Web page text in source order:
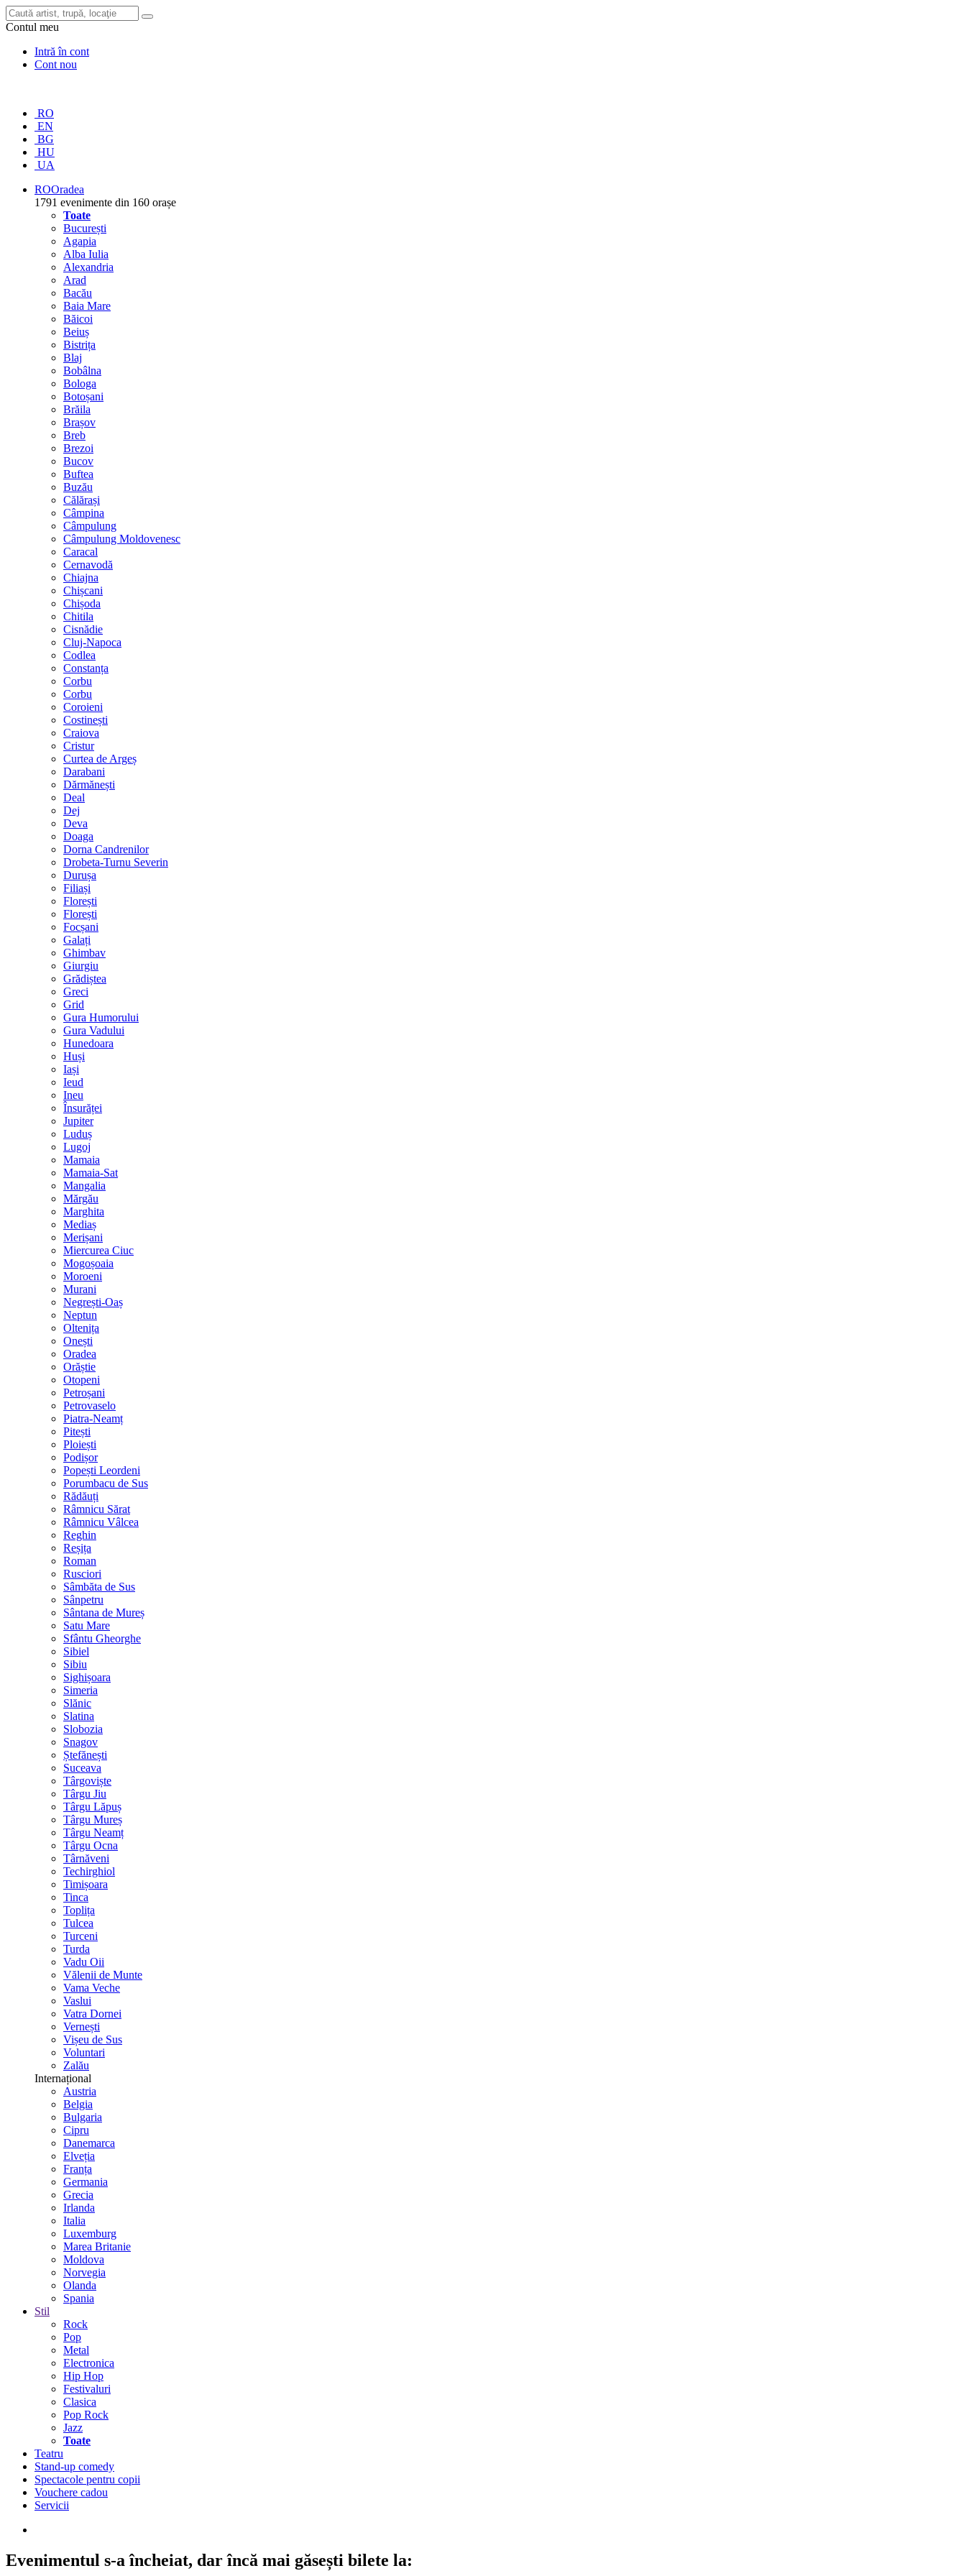
Contul meu
Intră în cont
Cont nou
RO
EN
BG
HU
UA
ROOradea
1791 evenimente din 160 orașe
Toate
București
Agapia
Alba Iulia
Alexandria
Arad
Bacău
Baia Mare
Băicoi
Beiuș
Bistrița
Blaj
Bobâlna
Bologa
Botoșani
Brăila
Brașov
Breb
Brezoi
Bucov
Buftea
Buzău
Călărași
Câmpina
Câmpulung
Câmpulung Moldovenesc
Caracal
Cernavodă
Chiajna
Chișcani
Chișoda
Chitila
Cisnădie
Cluj-Napoca
Codlea
Constanța
Corbu
Corbu
Coroieni
Costinești
Craiova
Cristur
Curtea de Argeș
Darabani
Dărmănești
Deal
Dej
Deva
Doaga
Dorna Candrenilor
Drobeta-Turnu Severin
Durușa
Filiași
Florești
Florești
Focșani
Galați
Ghimbav
Giurgiu
Grădiștea
Greci
Grid
Gura Humorului
Gura Vadului
Hunedoara
Huși
Iași
Ieud
Ineu
Însurăței
Jupiter
Luduș
Lugoj
Mamaia
Mamaia-Sat
Mangalia
Mărgău
Marghita
Mediaș
Merișani
Miercurea Ciuc
Mogoșoaia
Moroeni
Murani
Negrești-Oaș
Neptun
Oltenița
Onești
Oradea
Orăștie
Otopeni
Petroșani
Petrovaselo
Piatra-Neamț
Pitești
Ploiești
Podișor
Popești Leordeni
Porumbacu de Sus
Rădăuți
Râmnicu Sărat
Râmnicu Vâlcea
Reghin
Reșița
Roman
Rusciori
Sâmbăta de Sus
Sânpetru
Sântana de Mureș
Satu Mare
Sfântu Gheorghe
Sibiel
Sibiu
Sighișoara
Simeria
Slănic
Slatina
Slobozia
Snagov
Ștefănești
Suceava
Târgoviște
Târgu Jiu
Târgu Lăpuș
Târgu Mureș
Târgu Neamț
Târgu Ocna
Târnăveni
Techirghiol
Timișoara
Tinca
Toplița
Tulcea
Turceni
Turda
Vadu Oii
Vălenii de Munte
Vama Veche
Vaslui
Vatra Dornei
Vernești
Vișeu de Sus
Voluntari
Zalău
Internațional
Austria
Belgia
Bulgaria
Cipru
Danemarca
Elveția
Franța
Germania
Grecia
Irlanda
Italia
Luxemburg
Marea Britanie
Moldova
Norvegia
Olanda
Spania
Stil
Rock
Pop
Metal
Electronica
Hip Hop
Festivaluri
Clasica
Pop Rock
Jazz
Toate
Teatru
Stand-up comedy
Spectacole pentru copii
Vouchere cadou
Servicii
Evenimentul s-a încheiat, dar încă mai găsești bilete la: